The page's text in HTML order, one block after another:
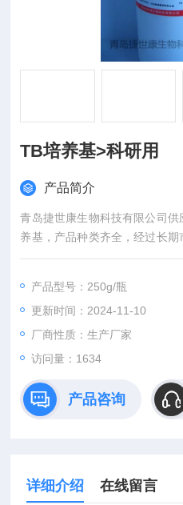
TB培养基>科研用
产品简介
青岛捷世康生物科技有限公司
养基，产品种类齐全，经过长期
订购。
产品型号：250g/瓶
更新时间：2024-11-10
厂商性质：生产厂家
访问量：1634
产品咨询
详细介绍 在线留言